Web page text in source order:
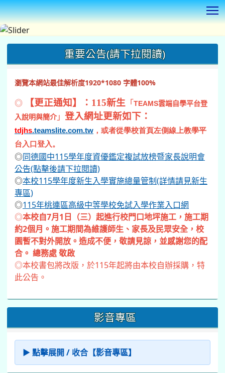
重要公告(請下拉閱讀)
瀏覽本網站最佳解析度1920*1080 字體100%
◎ 【更正通知】：115新生 「 TEAMS雲端自學平台登
入說明與簡介」 登入網址更新如下：
tdjhs.teamslite.com.tw ，或者從學校首頁左側線上教學平
台入口登入。
◎同德國中115學年度資優鑑定複試放榜暨家長說明會
公告(點擊後請下拉閱讀)
◎本校115學年度新生入學實施總量管制(詳情請見新生
專區)
◎115年桃連區高級中等學校免試入學作業入口網
◎本校自7月1日（三）起進行校門口地坪施工，施工期
約2個月。施工期間為維護師生、家長及民眾安全，校
園暫不對外開放。造成不便，敬請見諒，並感謝您的配
合。 總務處 敬啟
◎本校書包將改版，於115年起將由本校自辦採購，特
此公告。
影音專區
▶ 點擊展開 / 收合【影音專區】